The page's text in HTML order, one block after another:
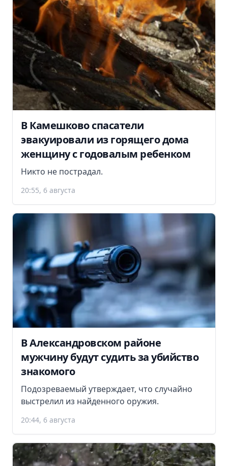
В Камешково спасатели
эвакуировали из горящего дома
женщину с годовалым ребенком
Никто не пострадал.
20:55, 6 августа
В Александровском районе
мужчину будут судить за убийство
знакомого
Подозреваемый утверждает, что случайно
выстрелил из найденного оружия.
20:44, 6 августа